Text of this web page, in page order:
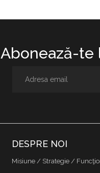
Abonează-te
DESPRE NOI
Misiune / Strategie /